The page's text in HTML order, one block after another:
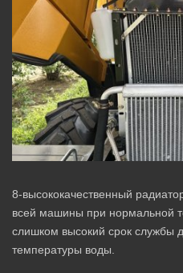
8-высококачественный
всей машины при нормальной
слишком высокий срок службы
температуры воды.